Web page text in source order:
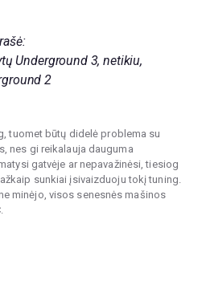
Underground 3, netikiu,
2
tuomet būtų didelė problema su
nes gi reikalauja dauguma
gatvėje ar nepavažinėsi, tiesiog
sunkiai įsivaizduoju tokį tuning.
minėjo, visos senesnės mašinos